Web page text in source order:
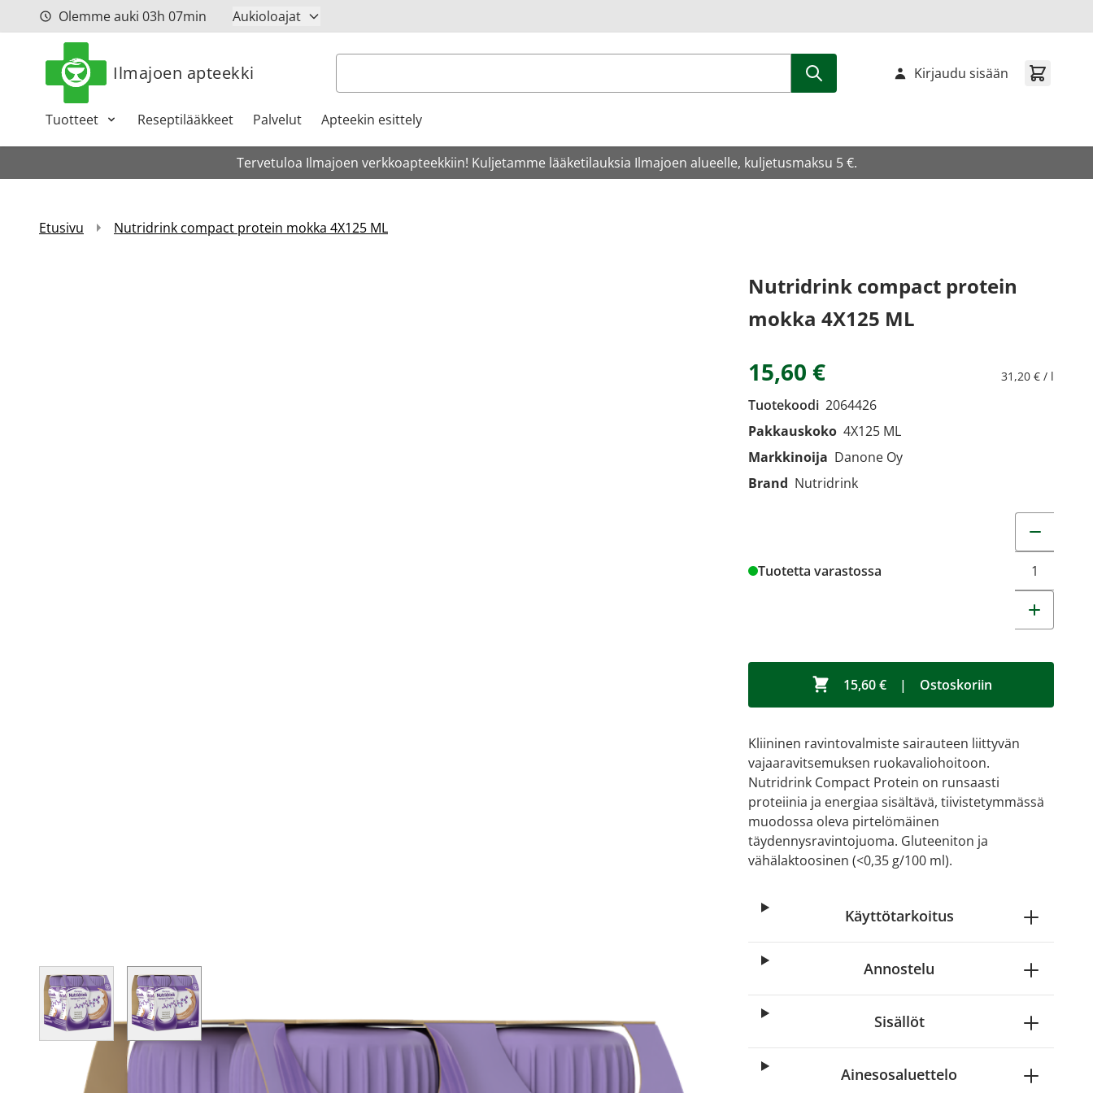
Siirry sisältöönOlemme auki 03h 07min Aukioloajat
Ilmajoen apteekki Haku
Tuotteet Reseptilääkkeet Palvelut Apteekin esittely
Kirjaudu sisään
Tervetuloa Ilmajoen verkkoapteekkiin! Kuljetamme lääketilauksia Ilmajoen alueelle, kuljetusmaksu 5 €.
Etusivu Nutridrink compact protein mokka 4X125 ML
View larger imageView larger image
Nutridrink compact protein
mokka 4X125 ML
15,60 € 31,20 € / l
Tuotekoodi 2064426
Pakkauskoko 4X125 ML
Markkinoija Danone Oy
Brand Nutridrink
Tuotetta varastossa
15,60 € | Ostoskoriin
Kliininen ravintovalmiste sairauteen liittyvän
vajaaravitsemuksen ruokavaliohoitoon.
Nutridrink Compact Protein on runsaasti
proteiinia ja energiaa sisältävä, tiivistetymmässä
muodossa oleva pirtelömäinen
täydennysravintojuoma. Gluteeniton ja
vähälaktoosinen (<0,35 g/100 ml).
Käyttötarkoitus
Annostelu
Sisällöt
Ainesosaluettelo